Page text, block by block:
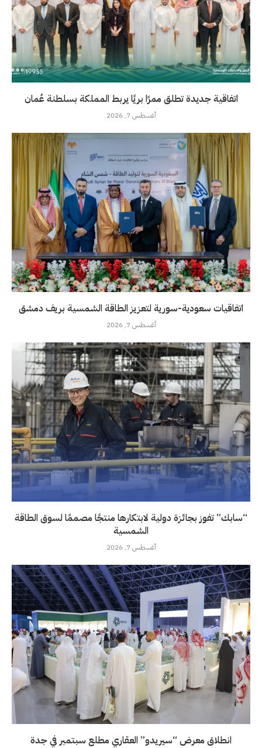
اتفاقية جديدة تطلق ممرًا بريًا يربط المملكة بسلطنة عُمان
أغسطس 7, 2026
اتفاقيات سعودية-سورية لتعزيز الطاقة الشمسية بريف دمشق
أغسطس 7, 2026
“سابك” تفوز بجائزة دولية لابتكارها منتجًا مصممًا لسوق الطاقة
الشمسية
أغسطس 7, 2026
انطلاق معرض “سيريدو” العقاري مطلع سبتمبر في جدة